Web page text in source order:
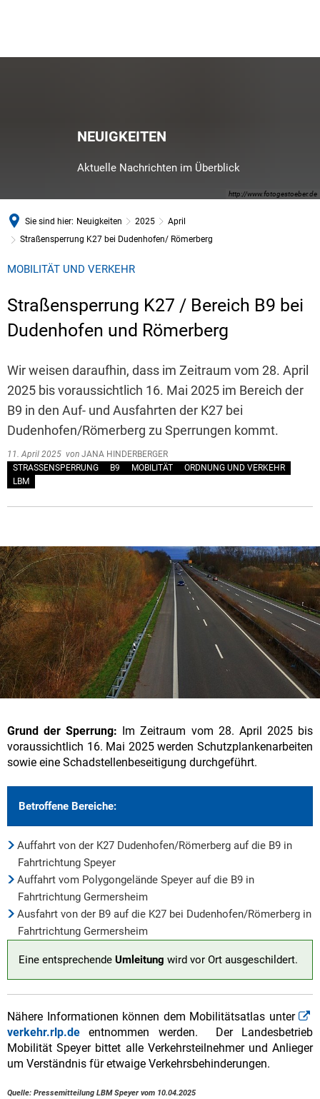
http://www.fotogestoeber.de
NEUIGKEITEN
Aktuelle Nachrichten im Überblick
Sie sind hier: Neuigkeiten 2025
April
Straßensperrung K27 bei Dudenhofen/ Römerberg
MOBILITÄT UND VERKEHR
Straßensperrung K27 / Bereich B9 bei
Dudenhofen und Römerberg
Wir weisen daraufhin, dass im Zeitraum vom 28. April
2025 bis voraussichtlich 16. Mai 2025 im Bereich der
B9 in den Auf- und Ausfahrten der K27 bei
Dudenhofen/Römerberg zu Sperrungen kommt.
11. April 2025 von JANA HINDERBERGER
STRASSENSPERRUNG
B9 MOBILITÄT
ORDNUNG UND VERKEHR
LBM
Grund der Sperrung: Im Zeitraum vom 28. April 2025 bis
voraussichtlich 16. Mai 2025 werden Schutzplankenarbeiten
sowie eine Schadstellenbeseitigung durchgeführt.
Betroffene Bereiche:
Auffahrt von der K27 Dudenhofen/Römerberg auf die B9 in
Fahrtrichtung Speyer
Auffahrt vom Polygongelände Speyer auf die B9 in
Fahrtrichtung Germersheim
Ausfahrt von der B9 auf die K27 bei Dudenhofen/Römerberg in
Fahrtrichtung Germersheim
Eine entsprechende Umleitung wird vor Ort ausgeschildert.
Nähere Informationen können dem Mobilitätsatlas unter
verkehr.rlp.de entnommen werden. Der Landesbetrieb
Mobilität Speyer bittet alle Verkehrsteilnehmer und Anlieger
um Verständnis für etwaige Verkehrsbehinderungen.
Quelle: Pressemitteilung LBM Speyer vom 10.04.2025